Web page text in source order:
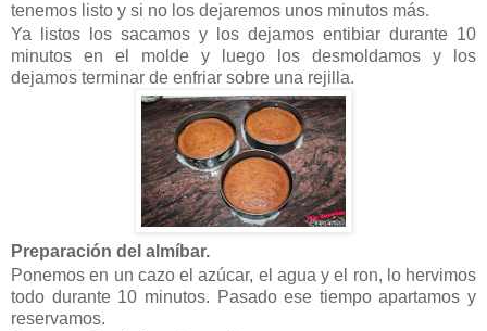
tenemos listo y si no los dejaremos unos minutos más.
Ya listos los sacamos y los dejamos entibiar durante 10
minutos en el molde y luego los desmoldamos y los
dejamos terminar de enfriar sobre una rejilla.
Preparación del almíbar.
Ponemos en un cazo el azúcar, el agua y el ron, lo hervimos
todo durante 10 minutos. Pasado ese tiempo apartamos y
reservamos.